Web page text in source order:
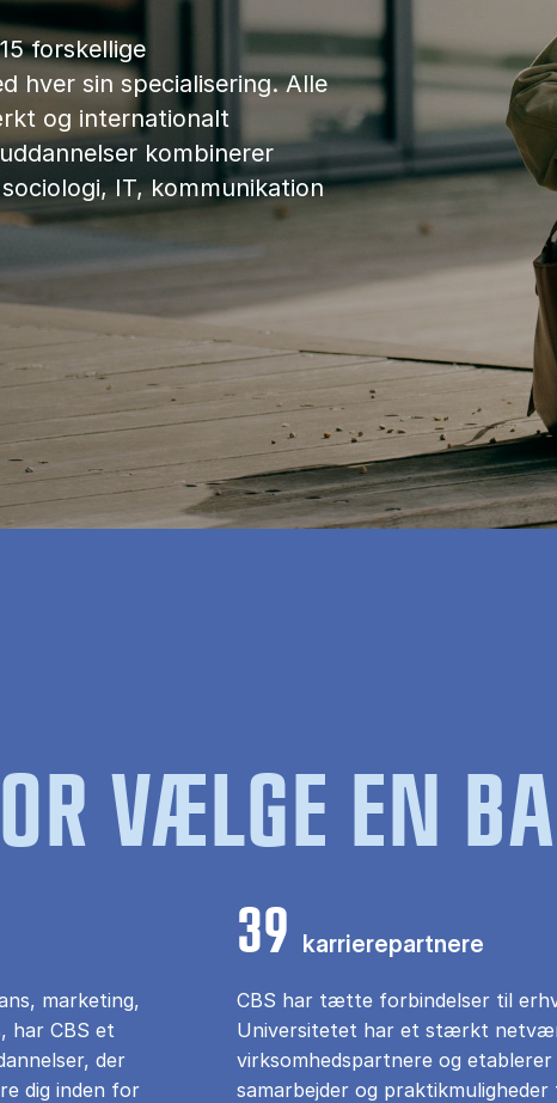
forskellige
hver sin specialisering. Alle
og internationalt
kombinerer
IT, kommunikation
VÆLGE EN
marketing,
har CBS et
der
dig inden for
39 karrierepartnere
CBS har tætte forbindelser til
Universitetet har et stærkt
virksomhedspartnere og
samarbejder og